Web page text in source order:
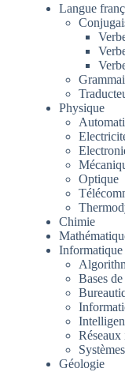
Langue
Physique
Optique
Chimie
Informatique
Bases
Géologie